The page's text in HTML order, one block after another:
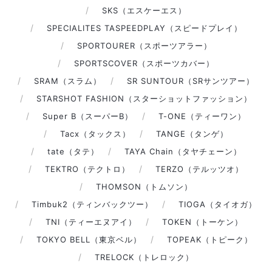
SKS（エスケーエス）
SPECIALITES TASPEEDPLAY（スピードプレイ）
SPORTOURER（スポーツアラー）
SPORTSCOVER（スポーツカバー）
SRAM（スラム）
SR SUNTOUR（SRサンツアー）
STARSHOT FASHION（スターショットファッション）
Super B（スーパーB）
T-ONE（ティーワン）
Tacx（タックス）
TANGE（タンゲ）
tate（タテ）
TAYA Chain（タヤチェーン）
TEKTRO（テクトロ）
TERZO（テルッツオ）
THOMSON（トムソン）
Timbuk2（ティンバックツー）
TIOGA（タイオガ）
TNI（ティーエヌアイ）
TOKEN（トーケン）
TOKYO BELL（東京ベル）
TOPEAK（トピーク）
TRELOCK（トレロック）